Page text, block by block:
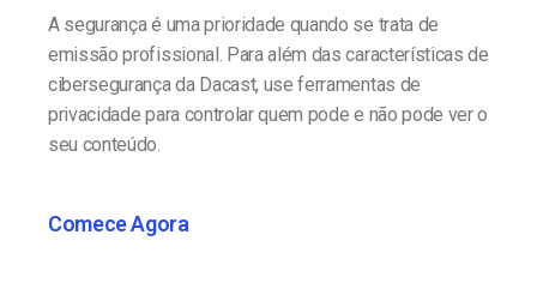
A segurança é uma prioridade quando se trata de
emissão profissional. Para além das características de
cibersegurança da Dacast, use ferramentas de
privacidade para controlar quem pode e não pode ver o
seu conteúdo.
Comece Agora